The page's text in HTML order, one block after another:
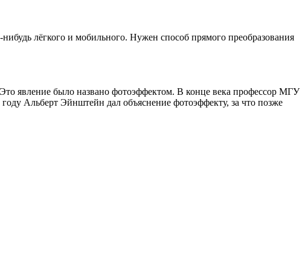
лёгкого и мобильного. Нужен способ прямого преобразования
явление было названо фотоэффектом. В конце века профессор МГУ
Альберт Эйнштейн дал объяснение фотоэффекту, за что позже